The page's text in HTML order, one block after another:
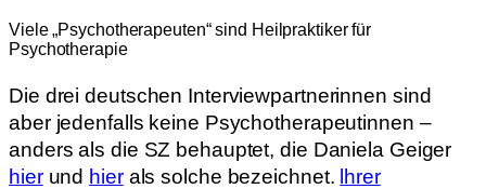
Viele „Psychotherapeuten“ sind Heilpraktiker für
Psychotherapie
Die drei deutschen Interviewpartnerinnen sind
aber jedenfalls keine Psychotherapeutinnen –
anders als die SZ behauptet, die Daniela Geiger
hierund hierals solche bezeichnet. lhrer